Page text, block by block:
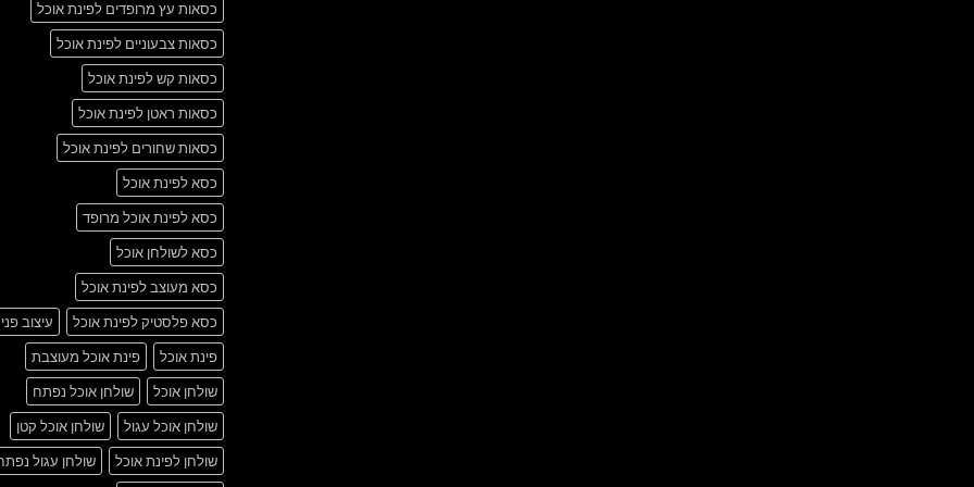
כסאות עץ מרופדים לפינת אוכל
כסאות צבעוניים לפינת אוכל
כסאות קש לפינת אוכל
כסאות ראטן לפינת אוכל
כסאות שחורים לפינת אוכל
כסא לפינת אוכל
כסא לפינת אוכל מרופד
כסא לשולחן אוכל
כסא מעוצב לפינת אוכל
כסא פלסטיק לפינת אוכל
עיצוב
פינת אוכל
פינת אוכל מעוצבת
שולחן אוכל
שולחן אוכל נפתח
שולחן אוכל עגול
שולחן אוכל קטן
שולחן לפינת אוכל
שולחן עגול